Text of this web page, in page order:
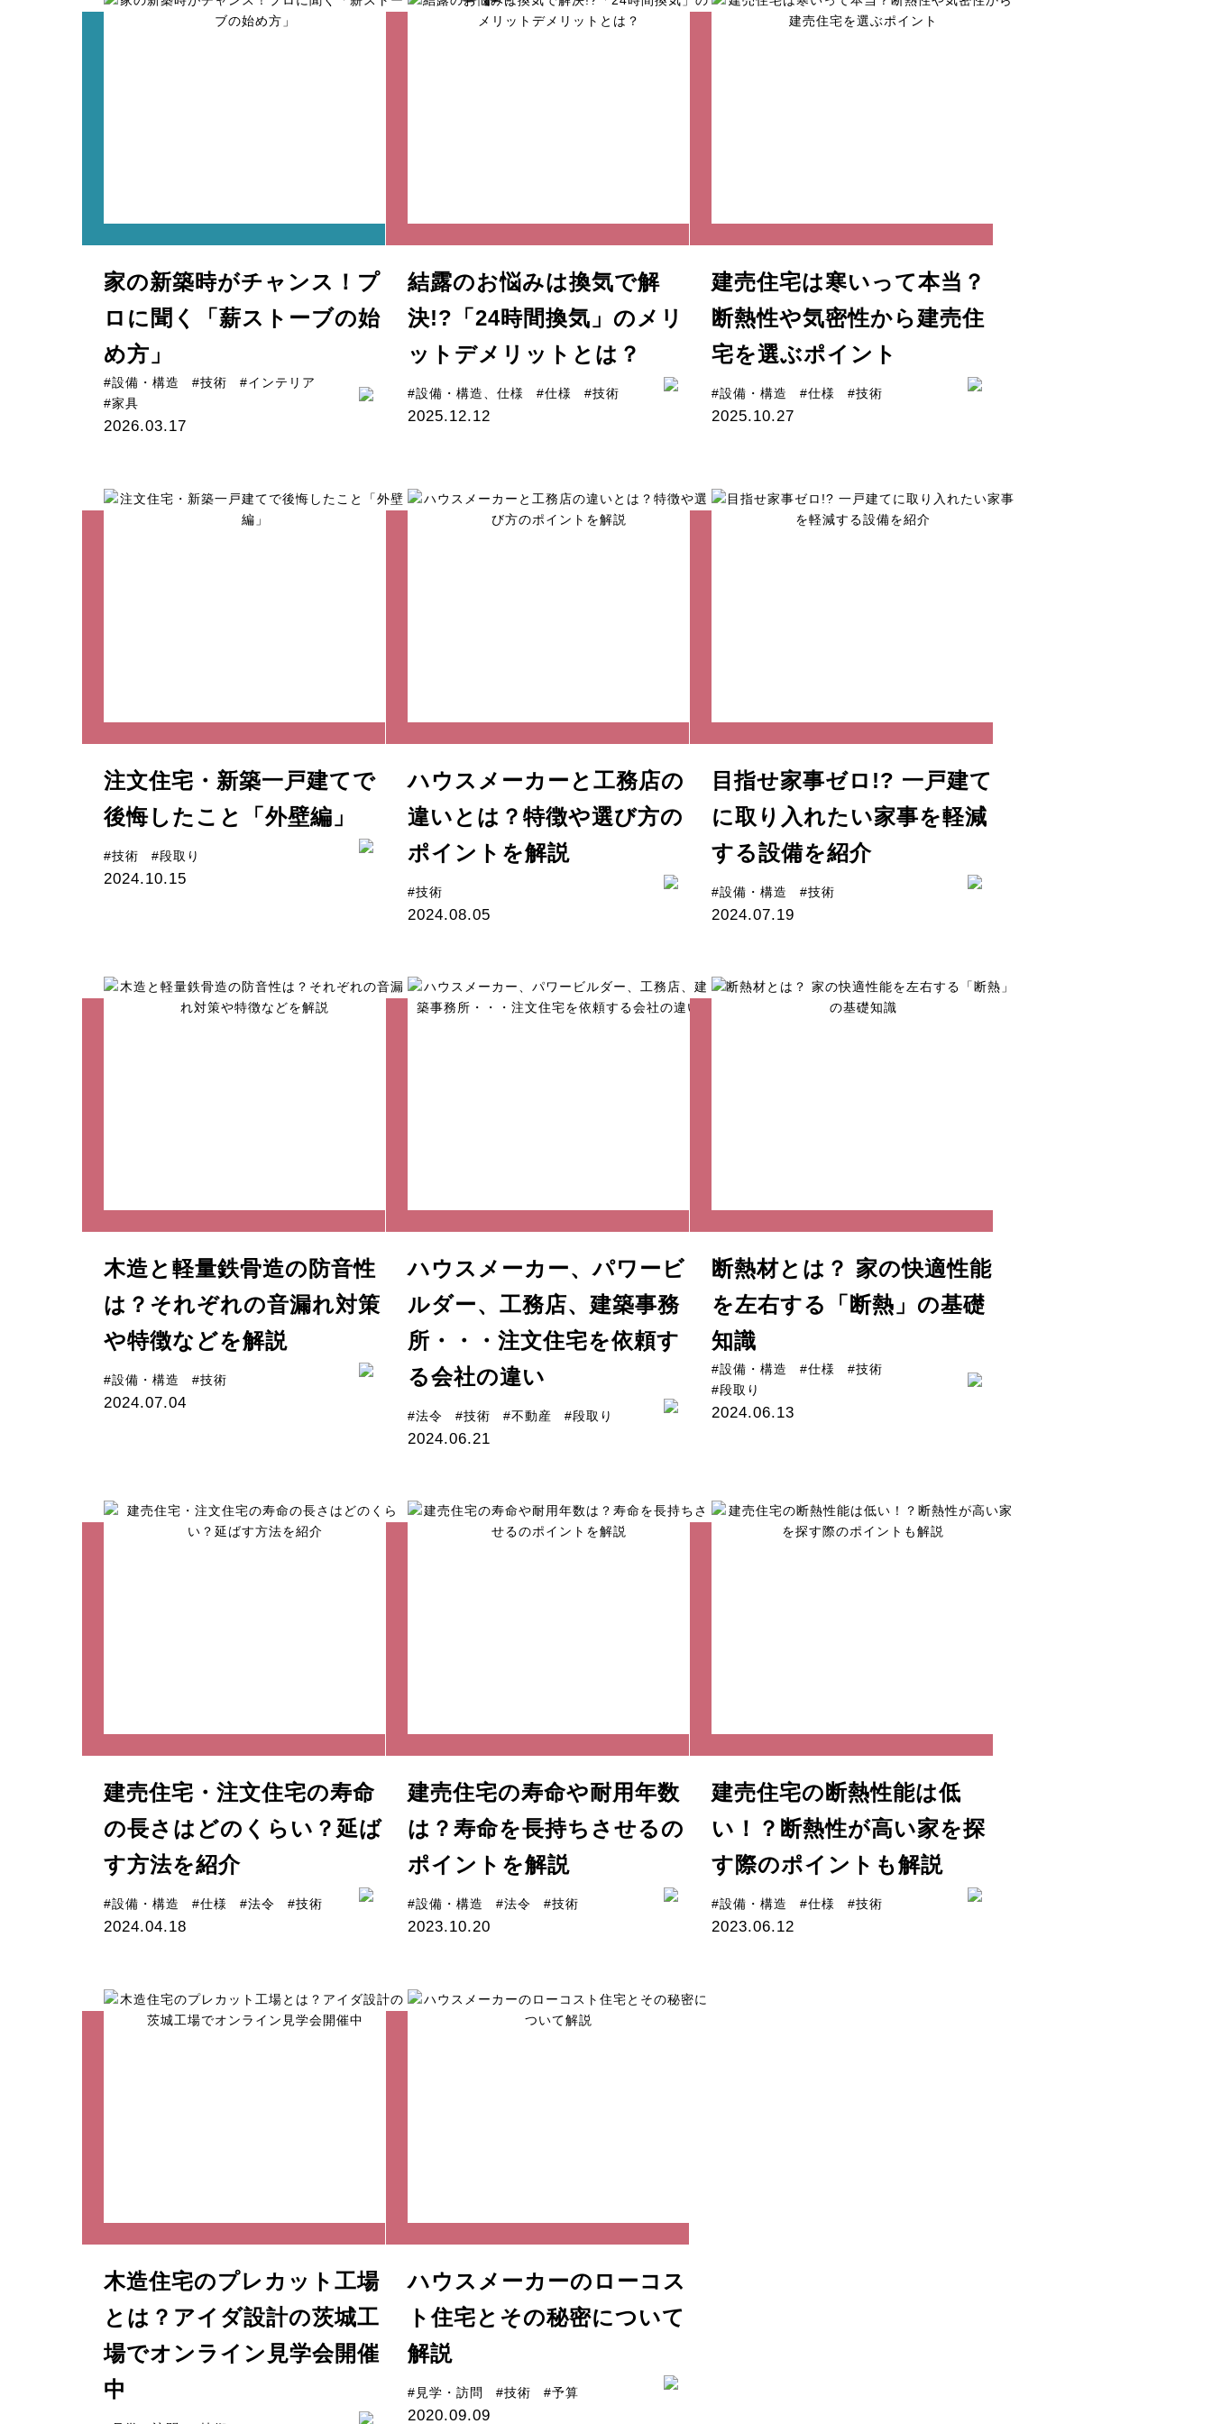
家の新築時がチャンス！プ
ロに聞く「薪ストーブの始
め方」
#設備・構造 #技術
#インテリア
#家具
2026.03.17
結露のお悩みは換気で解
決!?「24時間換気」のメリ
ットデメリットとは？
#設備・構造、仕様 #仕様 #技術
2025.12.12
建売住宅は寒いって本当？
断熱性や気密性から建売住
宅を選ぶポイント
#設備・構造 #仕様 #技術
2025.10.27
注文住宅・新築一戸建てで
後悔したこと「外壁編」
#技術 #段取り
2024.10.15
ハウスメーカーと工務店の
違いとは？特徴や選び方の
ポイントを解説
#技術
2024.08.05
目指せ家事ゼロ!? 一戸建て
に取り入れたい家事を軽減
する設備を紹介
#設備・構造 #技術
2024.07.19
木造と軽量鉄骨造の防音性
は？それぞれの音漏れ対策
や特徴などを解説
#設備・構造 #技術
2024.07.04
ハウスメーカー、パワービ
ルダー、工務店、建築事務
所・・・注文住宅を依頼す
る会社の違い
#法令 #技術 #不動産 #段取り
2024.06.21
断熱材とは？ 家の快適性能
を左右する「断熱」の基礎
知識
#設備・構造 #仕様
#技術
#段取り
2024.06.13
建売住宅・注文住宅の寿命
の長さはどのくらい？延ば
す方法を紹介
#設備・構造 #仕様 #法令 #技術
2024.04.18
建売住宅の寿命や耐用年数
は？寿命を長持ちさせるの
ポイントを解説
#設備・構造 #法令 #技術
2023.10.20
建売住宅の断熱性能は低
い！？断熱性が高い家を探
す際のポイントも解説
#設備・構造 #仕様 #技術
2023.06.12
木造住宅のプレカット工場
とは？アイダ設計の茨城工
場でオンライン見学会開催
中
ハウスメーカーのローコス
ト住宅とその秘密について
解説
#見学・訪問 #技術 #予算
2020.09.09